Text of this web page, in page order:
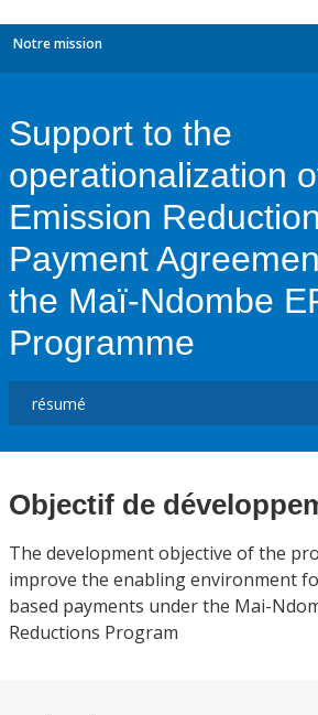
Notre mission
Support to the
operationalization
Emission
Payment
the Maï-Ndombe
Programme
Objectif de
The development objective of the
improve the enabling environment
based payments under the Mai-
Reductions Program